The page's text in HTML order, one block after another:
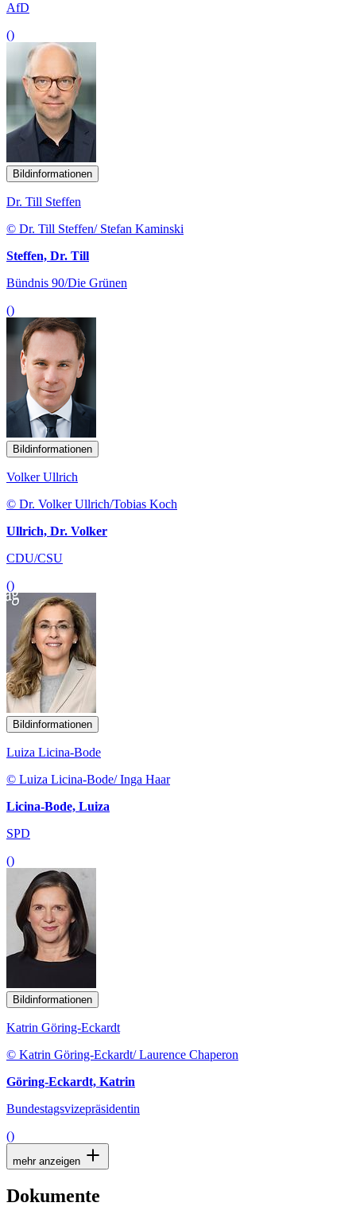
AfD
()
Bildinformationen
Dr. Till Steffen
© Dr. Till Steffen/ Stefan Kaminski
Steffen, Dr. Till
Bündnis 90/Die Grünen
()
Bildinformationen
Volker Ullrich
© Dr. Volker Ullrich/Tobias Koch
Ullrich, Dr. Volker
CDU/CSU
()
Bildinformationen
Luiza Licina-Bode
© Luiza Licina-Bode/ Inga Haar
Licina-Bode, Luiza
SPD
()
Bildinformationen
Katrin Göring-Eckardt
© Katrin Göring-Eckardt/ Laurence Chaperon
Göring-Eckardt, Katrin
Bundestagsvizepräsidentin
()
mehr anzeigen
Dokumente